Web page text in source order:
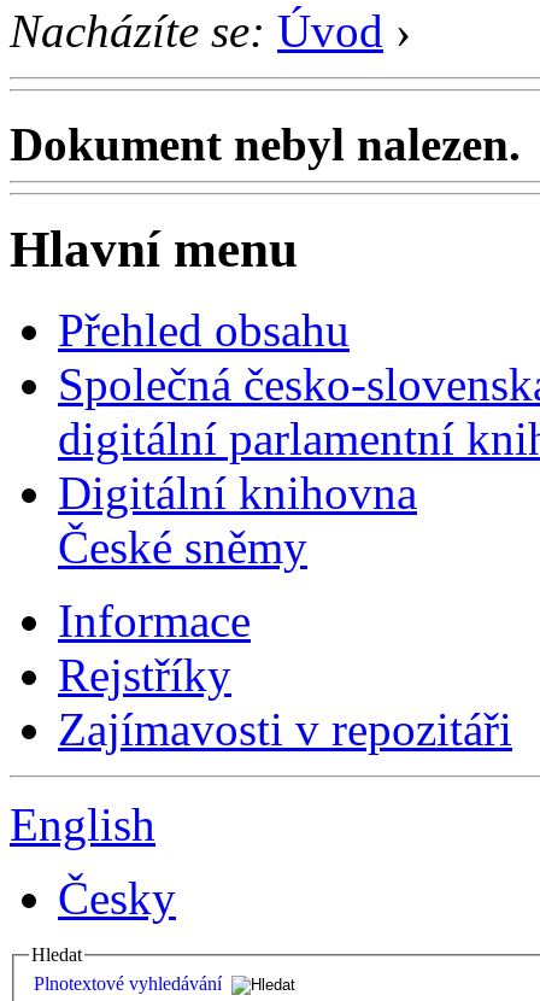
Nacházíte se: Úvod ›
Dokument nebyl nalezen.
Hlavní menu
Přehled obsahu
Společná česko-
digitální parlamentní
Digitální knihovna
České sněmy
Informace
Rejstříky
Zajímavosti v repozitáři
English
Česky
Hledat
Plnotextové vyhledávání